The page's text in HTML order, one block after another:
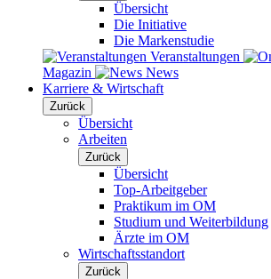
Übersicht
Die Initiative
Die Markenstudie
Veranstaltungen
Magazin
News
Karriere & Wirtschaft
Zurück
Übersicht
Arbeiten
Zurück
Übersicht
Top-Arbeitgeber
Praktikum im OM
Studium und Weiterbildung
Ärzte im OM
Wirtschaftsstandort
Zurück